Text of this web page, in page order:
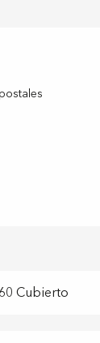
60 Cubierto